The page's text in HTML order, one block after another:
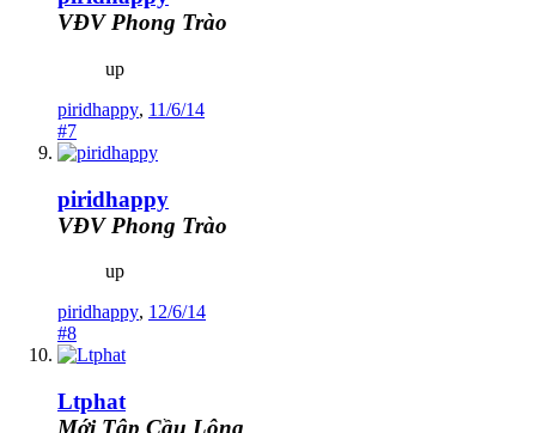
VĐV Phong Trào
up
piridhappy, 11/6/14
#7
piridhappy
VĐV Phong Trào
up
piridhappy, 12/6/14
#8
Ltphat
Mới Tập Cầu Lông